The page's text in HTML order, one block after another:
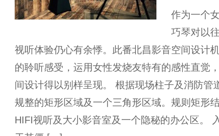
作为一个
巧琴对以
视听体验仍心有余悸。此番北昌影音空间设计
的聆听感受，运用女性发烧友特有的感性直觉
间设计得以别样呈现。 根据现场柱子及消防管
规整的矩形区域及一个三角形区域。规则矩形
HIFI视听及大小影音室及一个隐秘的办公区。